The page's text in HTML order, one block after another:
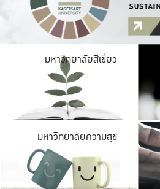
มหาวิทยาลัยสีเขียว
มหาวิทยาลัยความสุข